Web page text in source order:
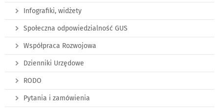
Infografiki, widżety
Społeczna odpowiedzialność GUS
Współpraca Rozwojowa
Dzienniki Urzędowe
RODO
Pytania i zamówienia